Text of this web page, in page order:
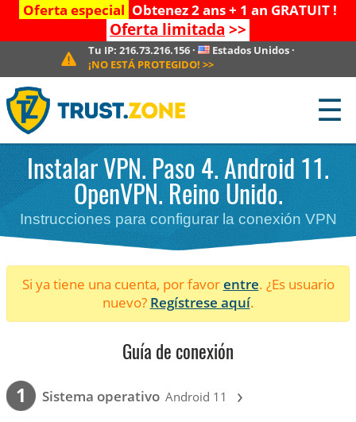
Oferta especial Obtenez 2 ans + 1 an GRATUIT !
Oferta limitada >>
Tu IP: 216.73.216.156· Estados Unidos ·
¡NO ESTÁ PROTEGIDO! >>
☰
Instalar VPN. Paso 4. Android 11.
OpenVPN. Reino Unido.
Instrucciones para configurar la conexión VPN
Si ya tiene una cuenta, por favorentre. ¿Es usuario
nuevo? Regístrese aquí.
Guía de conexión
1 Sistema operativo Android 11 ›